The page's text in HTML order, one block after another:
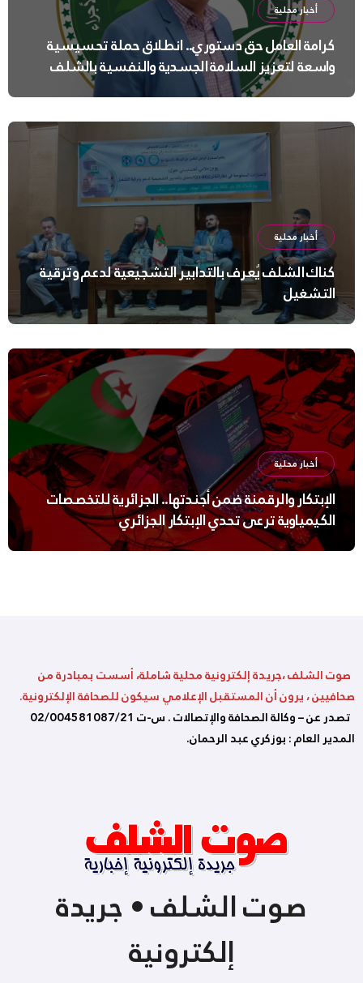
أخبار محلية
كرامة العامل حق دستوري.. انطلاق حملة تحسيسية
واسعة لتعزيز السلامة الجسدية والنفسية بالشلف
أخبار محلية
كناك الشلف يُعرف بالتدابير التشجيعية لدعم وترقية
التشغيل
أخبار محلية
الإبتكار والرقمنة ضمن أجندتها.. الجزائرية للتخصصات
الكيمياوية ترعى تحدي الإبتكار الجزائري
صوت الشلف ،جريدة إلكترونية محلية شاملة، أسست بمبادرة من
صحافيين ، يرون أن المستقبل الإعلامي سيكون للصحافة الإلكترونية.
تصدر عن – وكالة الصحافة والإتصالات . س-ت 02/004581087/21
المدير العام : بوزكري عبد الرحمان.
صوت الشلف • جريدة
إلكترونية